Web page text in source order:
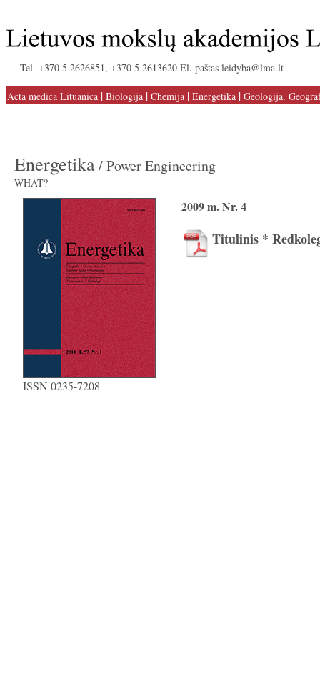
Tel. +370 5 2626851, +370 5 2613620 El. paštas leidyba@lma.lt
Acta medica Lituanica | Biologija | Chemija | Energetika | Geologija.
Energetika/ Power Engineering
WHAT?
ISSN 0235-7208
2009 m. Nr. 4
Titulinis *